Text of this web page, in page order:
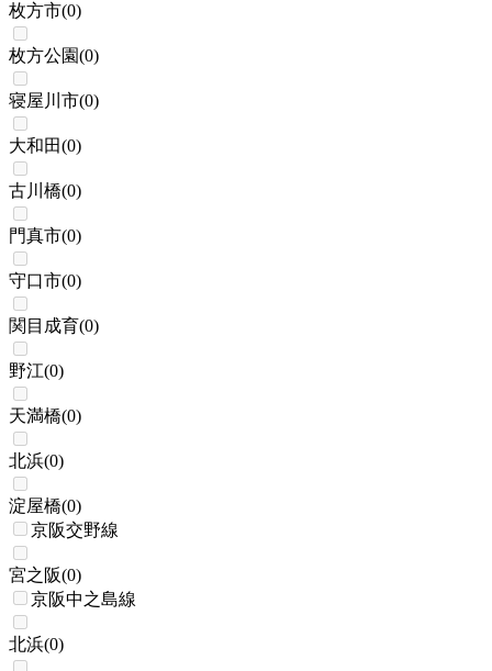
枚方市(0)
枚方公園(0)
寝屋川市(0)
大和田(0)
古川橋(0)
門真市(0)
守口市(0)
関目成育(0)
野江(0)
天満橋(0)
北浜(0)
淀屋橋(0)
京阪交野線
宮之阪(0)
京阪中之島線
北浜(0)